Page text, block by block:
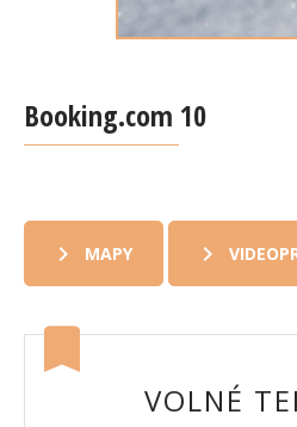
Booking.com 10
MAPY
VOLNÉ